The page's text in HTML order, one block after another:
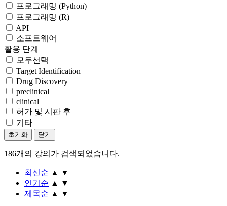
프로그래밍 (Python)
프로그래밍 (R)
API
소프트웨어
활용 단계
모두선택
Target Identification
Drug Discovery
preclinical
clinical
허가 및 시판 후
기타
초기화 닫기
186개 의 강의가 검색되었습니다.
최신순 ▲
▼
인기순 ▲
▼
제목순 ▲ ▼